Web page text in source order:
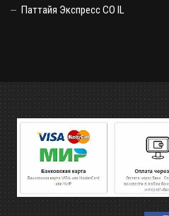
Паттайя Экспресс CO IL